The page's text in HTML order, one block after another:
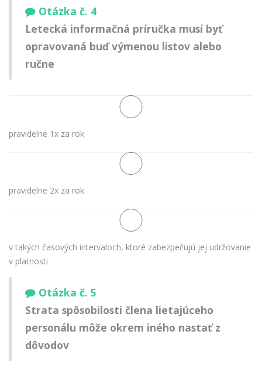
Otázka č. 4
Letecká informačná príručka musí byť
opravovaná buď výmenou listov alebo
ručne
pravidelne 1x za rok
pravidelne 2x za rok
v takých časových intervaloch, ktoré zabezpečujú jej udržovanie
v platnosti
Otázka č. 5
Strata spôsobilosti člena lietajúceho
personálu môže okrem iného nastať z
dôvodov